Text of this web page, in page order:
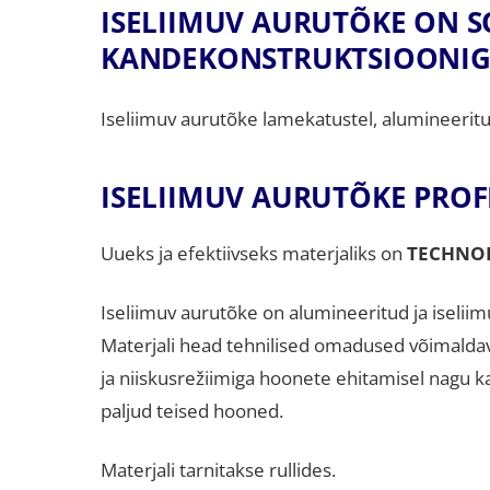
ISELIIMUV AURUTÕKE ON
Iseliimuv aurutõke lamekatustel,
ISELIIMUV AURUTÕKE
Uueks ja efektiivseks materjaliks on
Iseliimuv aurutõke on alumineeritud ja
Materjali head tehnilised omadused
ja niiskusrežiimiga hoonete ehitamisel nagu
paljud teised hooned.
Materjali tarnitakse rullides.